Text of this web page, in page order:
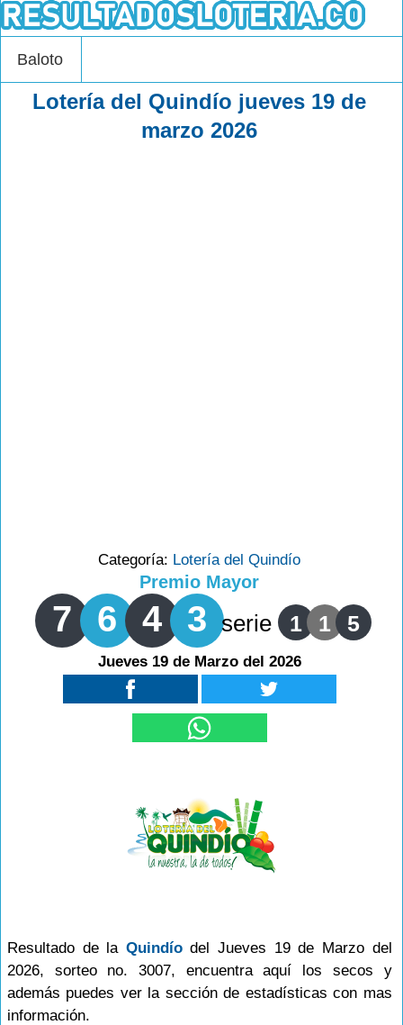
Baloto
Lotería del Quindío jueves 19 de
marzo 2026
Categoría: Lotería del Quindío
Premio Mayor
7 6 4 3 serie 1 1 5
Jueves 19 de Marzo del 2026
Resultado de la Quindíodel Jueves 19 de Marzo del
2026, sorteo no. 3007, encuentra aquí los secos y
además puedes ver la sección de estadísticas con mas
información.